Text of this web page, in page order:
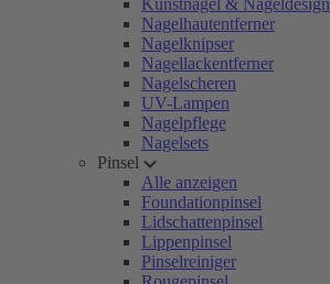
Kunstnägel & Nageldesign
Nagelhautentferner
Nagelknipser
Nagellackentferner
Nagelscheren
UV-Lampen
Nagelpflege
Nagelsets
Pinsel
Alle anzeigen
Foundationpinsel
Lidschattenpinsel
Lippenpinsel
Pinselreiniger